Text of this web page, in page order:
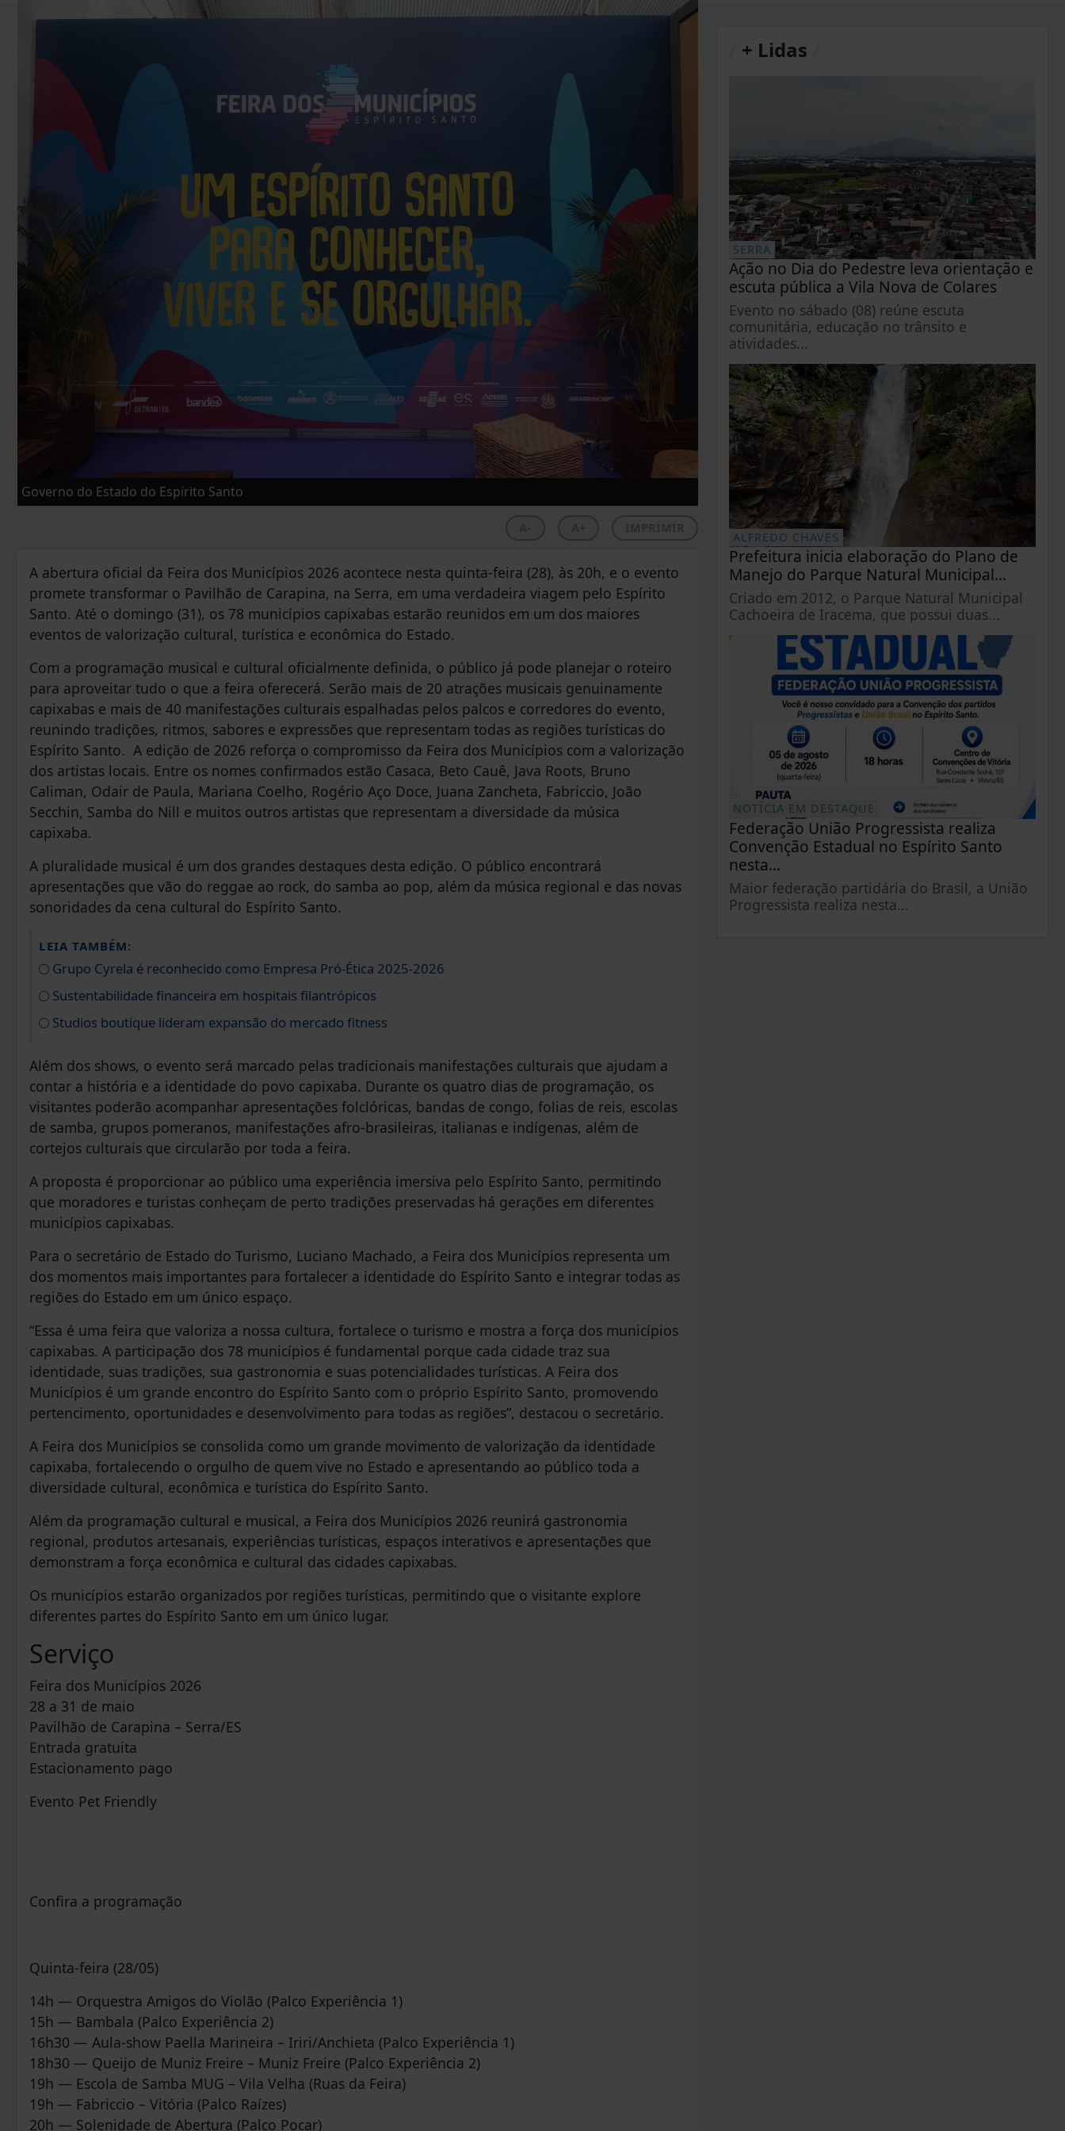
Governo do Estado do Espírito Santo
A abertura oficial da Feira dos Municípios 2026 acontece nesta quinta-feira (28), às 20h, e o evento
promete transformar o Pavilhão de Carapina, na Serra, em uma verdadeira viagem pelo Espírito
Santo. Até o domingo (31), os 78 municípios capixabas estarão reunidos em um dos maiores
eventos de valorização cultural, turística e econômica do Estado.
Com a programação musical e cultural oficialmente definida, o público já pode planejar o roteiro
para aproveitar tudo o que a feira oferecerá. Serão mais de 20 atrações musicais genuinamente
capixabas e mais de 40 manifestações culturais espalhadas pelos palcos e corredores do evento,
reunindo tradições, ritmos, sabores e expressões que representam todas as regiões turísticas do
Espírito Santo. A edição de 2026 reforça o compromisso da Feira dos Municípios com a valorização
dos artistas locais. Entre os nomes confirmados estão Casaca, Beto Cauê, Java Roots, Bruno
Caliman, Odair de Paula, Mariana Coelho, Rogério Aço Doce, Juana Zancheta, Fabriccio, João
Secchin, Samba do Nill e muitos outros artistas que representam a diversidade da música
capixaba.
A pluralidade musical é um dos grandes destaques desta edição. O público encontrará
apresentações que vão do reggae ao rock, do samba ao pop, além da música regional e das novas
sonoridades da cena cultural do Espírito Santo.
LEIA TAMBÉM:
Grupo Cyrela é reconhecido como Empresa Pró-Ética 2025-2026
Sustentabilidade financeira em hospitais filantrópicos
Studios boutique lideram expansão do mercado fitness
Além dos shows, o evento será marcado pelas tradicionais manifestações culturais que ajudam a
contar a história e a identidade do povo capixaba. Durante os quatro dias de programação, os
visitantes poderão acompanhar apresentações folclóricas, bandas de congo, folias de reis, escolas
de samba, grupos pomeranos, manifestações afro-brasileiras, italianas e indígenas, além de
cortejos culturais que circularão por toda a feira.
A proposta é proporcionar ao público uma experiência imersiva pelo Espírito Santo, permitindo
que moradores e turistas conheçam de perto tradições preservadas há gerações em diferentes
municípios capixabas.
Para o secretário de Estado do Turismo, Luciano Machado, a Feira dos Municípios representa um
dos momentos mais importantes para fortalecer a identidade do Espírito Santo e integrar todas as
regiões do Estado em um único espaço.
“Essa é uma feira que valoriza a nossa cultura, fortalece o turismo e mostra a força dos municípios
capixabas. A participação dos 78 municípios é fundamental porque cada cidade traz sua
identidade, suas tradições, sua gastronomia e suas potencialidades turísticas. A Feira dos
Municípios é um grande encontro do Espírito Santo com o próprio Espírito Santo, promovendo
pertencimento, oportunidades e desenvolvimento para todas as regiões”, destacou o secretário.
A Feira dos Municípios se consolida como um grande movimento de valorização da identidade
capixaba, fortalecendo o orgulho de quem vive no Estado e apresentando ao público toda a
diversidade cultural, econômica e turística do Espírito Santo.
Além da programação cultural e musical, a Feira dos Municípios 2026 reunirá gastronomia
regional, produtos artesanais, experiências turísticas, espaços interativos e apresentações que
demonstram a força econômica e cultural das cidades capixabas.
Os municípios estarão organizados por regiões turísticas, permitindo que o visitante explore
diferentes partes do Espírito Santo em um único lugar.
Serviço
Feira dos Municípios 2026
28 a 31 de maio
Pavilhão de Carapina – Serra/ES
Entrada gratuita
Estacionamento pago
Evento Pet Friendly
Confira a programação
Quinta-feira (28/05)
14h — Orquestra Amigos do Violão (Palco Experiência 1)
15h — Bambala (Palco Experiência 2)
16h30 — Aula-show Paella Marineira – Iriri/Anchieta (Palco Experiência 1)
18h30 — Queijo de Muniz Freire – Muniz Freire (Palco Experiência 2)
19h — Escola de Samba MUG – Vila Velha (Ruas da Feira)
19h — Fabriccio – Vitória (Palco Raízes)
20h — Solenidade de Abertura (Palco Pocar)
+ Lidas
SERRA
Ação no Dia do Pedestre leva orientação e
escuta pública a Vila Nova de Colares
Evento no sábado (08) reúne escuta
comunitária, educação no trânsito e
atividades...
ALFREDO CHAVES
Prefeitura inicia elaboração do Plano de
Manejo do Parque Natural Municipal...
Criado em 2012, o Parque Natural Municipal
Cachoeira de Iracema, que possui duas...
NOTÍCIA EM DESTAQUE
Federação União Progressista realiza
Convenção Estadual no Espírito Santo
nesta...
Maior federação partidária do Brasil, a União
Progressista realiza nesta...